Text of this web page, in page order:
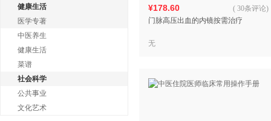
健康生活
医学专著
中医养生
健康生活
菜谱
社会科学
公共事业
文化艺术
¥178.60
门脉高压出血的内镜按需治疗
( 30条评论)
无